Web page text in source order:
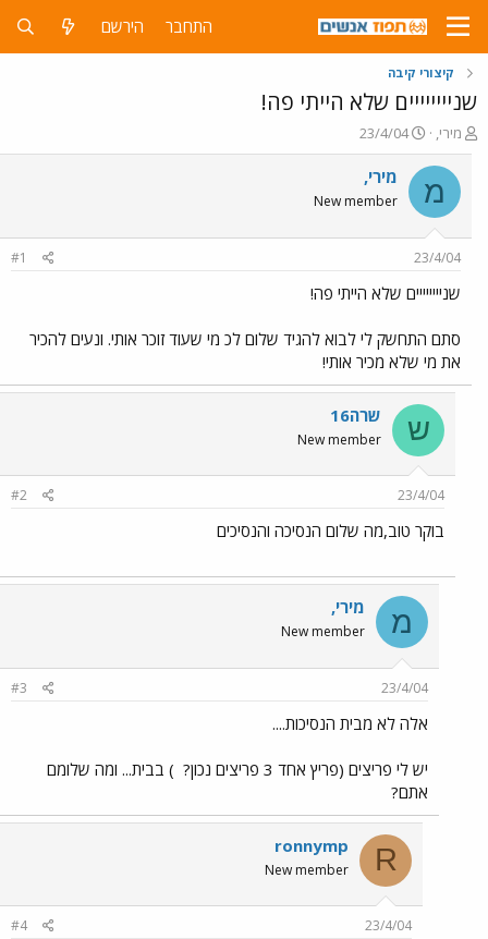
התחבר הירשם
קיצורי קיבה
שניייייייים שלא הייתי פה!
פ
ו
ת
ח
ה
ש
א
מירי,
פ
ו
ס
ר
23/4/04
מ מירי,
New member
23/4/04
#1
שניייייייים שלא הייתי פה!
סתם התחשק לי לבוא להגיד שלום לכ מי שעוד זוכר אותי. ונעים להכיר
את מי שלא מכיר אותי!
ש שרה16
New member
23/4/04
#2
בוקר טוב,מה שלום הנסיכה והנסיכים
מ מירי,
New member
23/4/04
#3
אלה לא מבית הנסיכות....
יש לי פריצים (פריץ אחד 3 פריצים נכון?
) בבית... ומה שלומם
אתם?
R
ronnymp
New member
23/4/04
#4